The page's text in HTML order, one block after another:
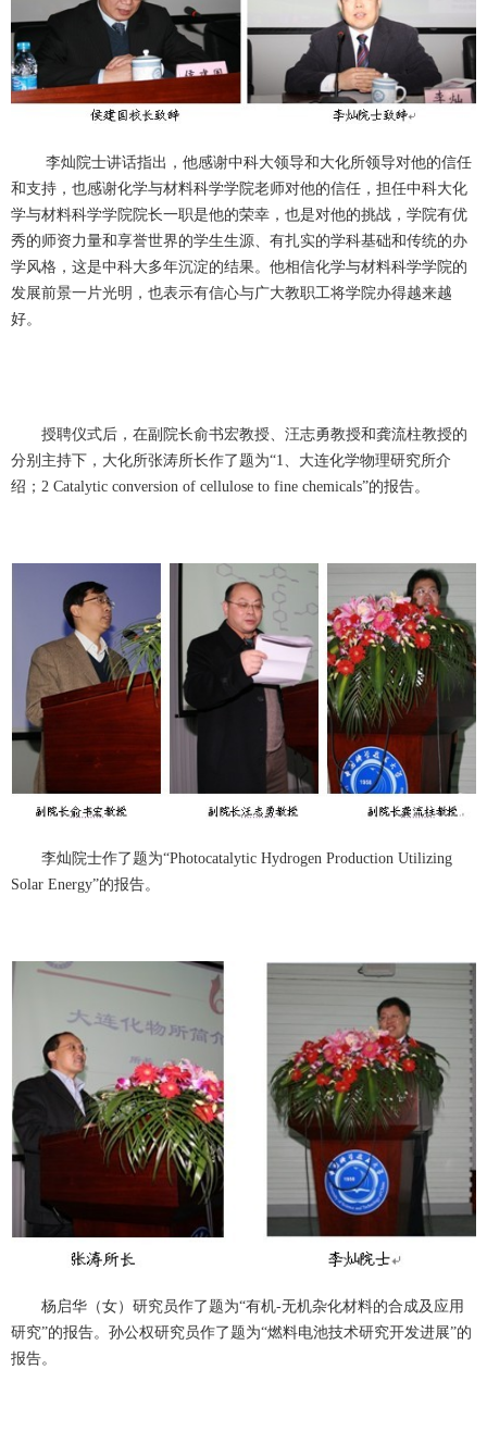
李灿院士讲话指出，他感谢中科大领导和大化所领导对他的信任
和支持，也感谢化学与材料科学学院老师对他的信任，担任中科大化
学与材料科学学院院长一职是他的荣幸，也是对他的挑战，学院有优
秀的师资力量和享誉世界的学生生源、有扎实的学科基础和传统的办
学风格，这是中科大多年沉淀的结果。他相信化学与材料科学学院的
发展前景一片光明，也表示有信心与广大教职工将学院办得越来越
好。
授聘仪式后，在副院长俞书宏教授、汪志勇教授和龚流柱教授的
分别主持下，大化所张涛所长作了题为“1、大连化学物理研究所介
绍；2 Catalytic conversion of cellulose to fine chemicals”的报告。
李灿院士作了题为“Photocatalytic Hydrogen Production Utilizing
Solar Energy”的报告。
杨启华（女）研究员作了题为“有机-无机杂化材料的合成及应用
研究”的报告。孙公权研究员作了题为“燃料电池技术研究开发进展”的
报告。